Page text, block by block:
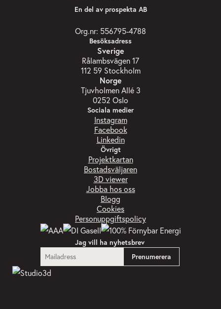
En del av prospekta AB
Org.nr: 556795-4788
Besöksadress
Sverige
Rålambsvägen 17
112 59 Stockholm
Norge
Tjuvholmen Allé 3
0252 Oslo
Sociala medier
Instagram
Facebook
Linkedin
Övrigt
Projektkartan
Bostadsväljaren
3D viewer
Jobba hos oss
Blogg
Cookies
Personuppgiftspolicy
Jag vill ha nyhetsbrev